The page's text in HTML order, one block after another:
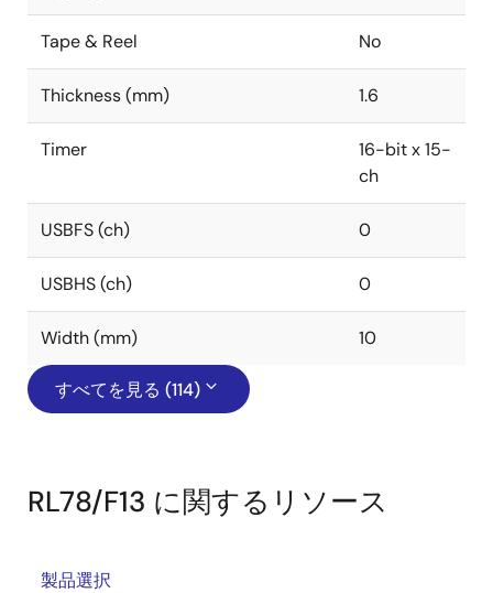
Tape & Reel No
Thickness (mm) 1.6
Timer
16-bit x 15-
ch
USBFS (ch) 0
USBHS (ch) 0
Width (mm) 10
すべてを見る (114)
RL78/F13 に関するリソース
製品選択